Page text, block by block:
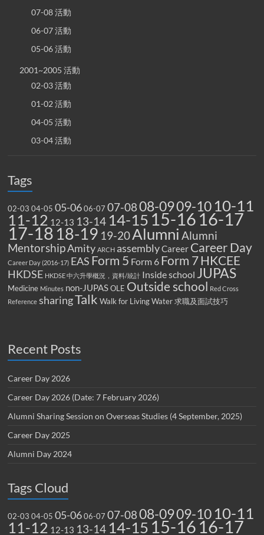
07-08 活動
06-07 活動
05-06 活動
2001~2005 活動
02-03 活動
01-02 活動
04-05 活動
03-04 活動
Tags
02-03 04-05 05-06 06-07 07-0808-0909-10 10-11
11-12 12-13 13-14 14-15 15-16 16-17
17-18 18-19 19-20Alumni Alumni
MentorshipAmity ARCH assemblyCareer Career Day
Career Day (2016-17) EAS Form 5 Form 6 Form 7HKCEE
HKDSE HKDSE 中六升學概況，資料/統計 Inside school JUPAS
Medicine Minutes non-JUPAS OLE Outside school Red Cross
Reference sharingTalk Walk for Living Water 求職及面試技巧
Recent Posts
Career Day 2026
Career Day 2026 (Date: 7 February 2026)
Alumni Sharing Session on Overseas Studies (4 September, 2025)
Career Day 2025
Alumni Day 2024
Tags Cloud
02-03 04-05 05-06 06-07 07-0808-0909-10 10-11
11-12 12-13 13-14 14-15 15-16 16-17